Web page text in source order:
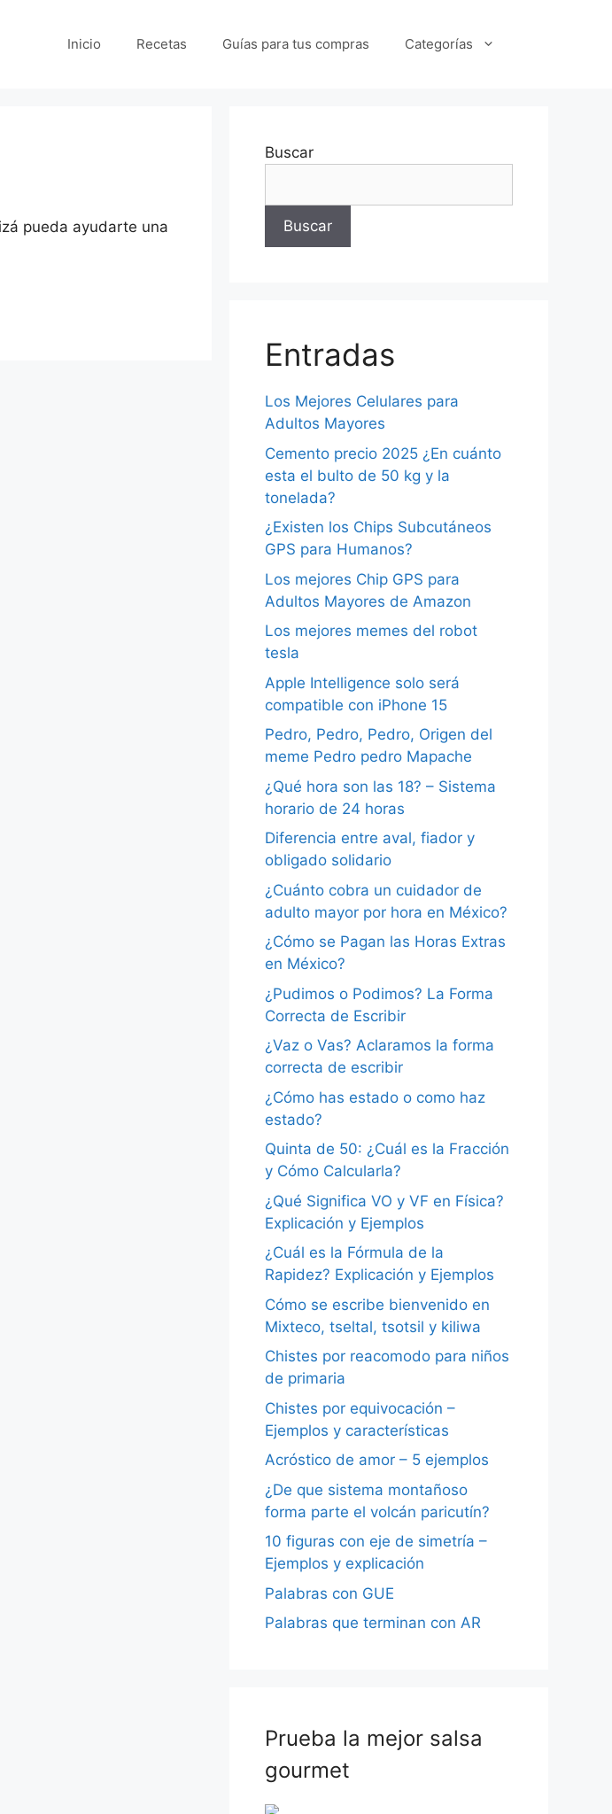
Inicio Recetas Guías para tus compras Categorías
pueda ayudarte una
Buscar
Buscar
Entradas
Los Mejores Celulares para
Adultos Mayores
Cemento precio 2025 ¿En cuánto
esta el bulto de 50 kg y la
tonelada?
¿Existen los Chips Subcutáneos
GPS para Humanos?
Los mejores Chip GPS para
Adultos Mayores de Amazon
Los mejores memes del robot
tesla
Apple Intelligence solo será
compatible con iPhone 15
Pedro, Pedro, Pedro, Origen del
meme Pedro pedro Mapache
¿Qué hora son las 18? – Sistema
horario de 24 horas
Diferencia entre aval, fiador y
obligado solidario
¿Cuánto cobra un cuidador de
adulto mayor por hora en México?
¿Cómo se Pagan las Horas Extras
en México?
¿Pudimos o Podimos? La Forma
Correcta de Escribir
¿Vaz o Vas? Aclaramos la forma
correcta de escribir
¿Cómo has estado o como haz
estado?
Quinta de 50: ¿Cuál es la Fracción
y Cómo Calcularla?
¿Qué Significa VO y VF en Física?
Explicación y Ejemplos
¿Cuál es la Fórmula de la
Rapidez? Explicación y Ejemplos
Cómo se escribe bienvenido en
Mixteco, tseltal, tsotsil y kiliwa
Chistes por reacomodo para niños
de primaria
Chistes por equivocación –
Ejemplos y características
Acróstico de amor – 5 ejemplos
¿De que sistema montañoso
forma parte el volcán paricutín?
10 figuras con eje de simetría –
Ejemplos y explicación
Palabras con GUE
Palabras que terminan con AR
Prueba la mejor salsa
gourmet